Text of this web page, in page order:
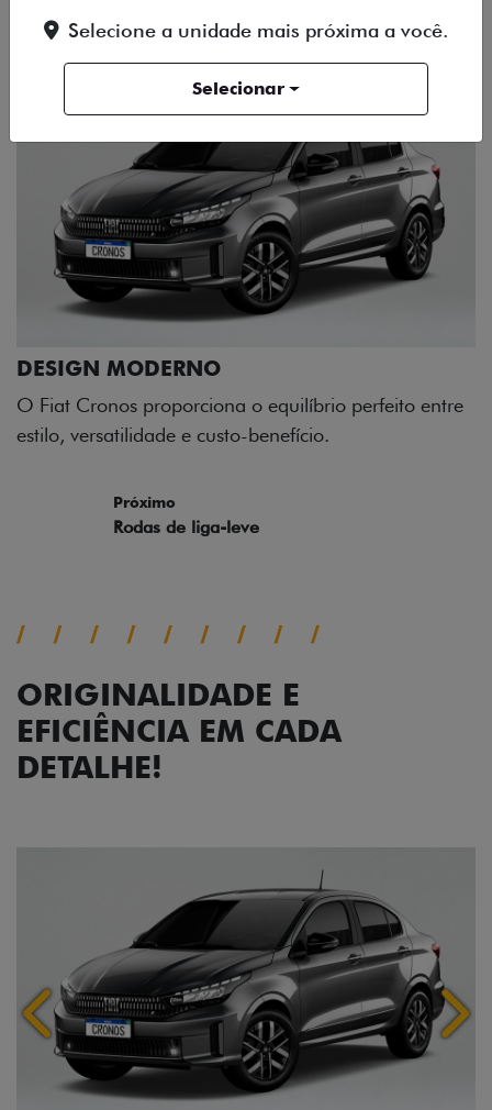
entre
ORIGINALIDADE E
EFICIÊNCIA EM CADA
DETALHE!
Anterior
Selecione a unidade mais próxima a você.
Selecionar